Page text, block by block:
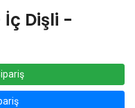
İç Dişli -